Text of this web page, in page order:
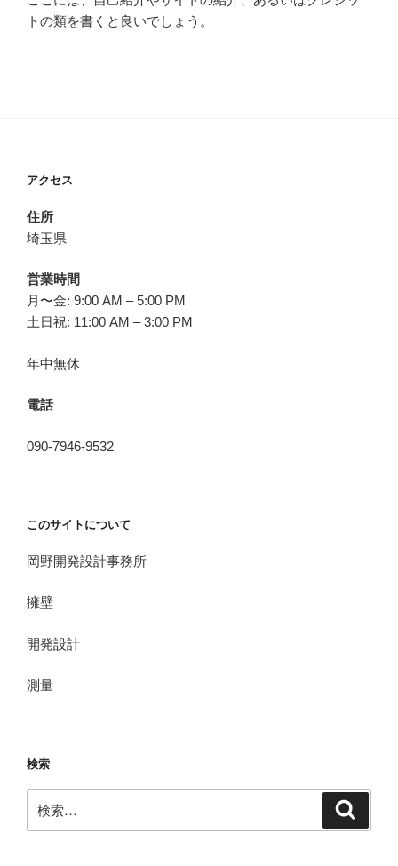
トの類を書くと良いでしょう。
アクセス
住所
埼玉県
営業時間
月〜金: 9:00 AM – 5:00 PM
土日祝: 11:00 AM – 3:00 PM
年中無休
電話
090-7946-9532
このサイトについて
岡野開発設計事務所
擁壁
開発設計
測量
検索
索: